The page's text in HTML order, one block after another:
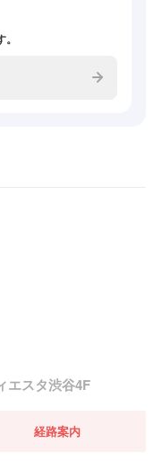
エスタ渋谷4F
経路案内